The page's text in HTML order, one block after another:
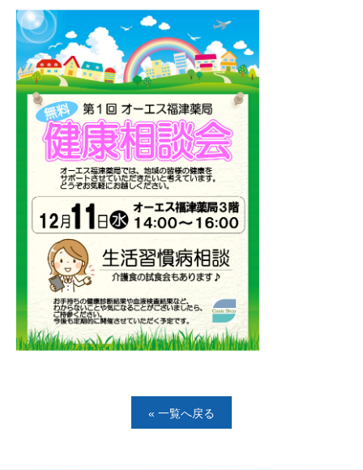
« 一覧へ戻る